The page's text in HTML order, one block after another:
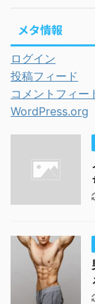
メタ情報
ログイン
投稿フィード
コメントフィー
WordPress.org